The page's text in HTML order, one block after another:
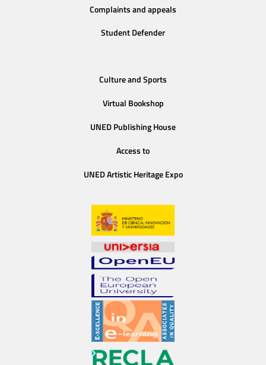
Complaints and appeals
Student Defender
Culture and Sports
Virtual Bookshop
UNED Publishing House
Access to
UNED Artistic Heritage Expo